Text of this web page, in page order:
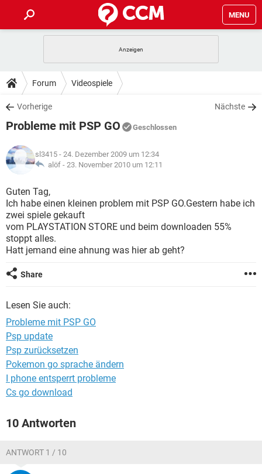
MENU
ANDROID
WINDOWS 10
WHATSAPP TIKTOK
FACEBOOK
TIPPS & TRICKS
SPIELE
WHATSAPP TIKTOK
FACEBOOK
DOWNLOADS
SPIELE STREAMING
ANDROID
WINDOWS 10 INSTAGRAM
WHATSAPP
FACEBOOK HARDWARE
SPIELE STREAMING
ANDROID
WINDOWS 10
WHATSAPP
FACEBOOK
LEXIKON
SPIELE
ANDROID IOS
WINDOWS 10 INSTAGRAM
WHATSAPP TIKTOK
FACEBOOK
Forum Videospiele
Vorherige Nächste
Probleme mit PSP GO Geschlossen
sl3415 - 24. Dezember 2009 um 12:34
alöf - 23. November 2010 um 12:11
Guten Tag,
Ich habe einen kleinen problem mit PSP GO.Gestern habe ich
zwei spiele gekauft
vom PLAYSTATION STORE und beim downloaden 55%
stoppt alles.
Hatt jemand eine ahnung was hier ab geht?
Share
Lesen Sie auch:
Probleme mit PSP GO
Psp update
Psp zurücksetzen
Pokemon go sprache ändern
I phone entsperrt probleme
Cs go download
10 Antworten
ANTWORT 1 / 10